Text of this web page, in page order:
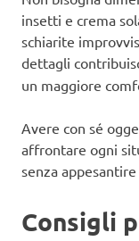
insetti e crema
schiarite
dettagli
un maggiore
Avere con sé
affrontare ogni
senza
Consigli